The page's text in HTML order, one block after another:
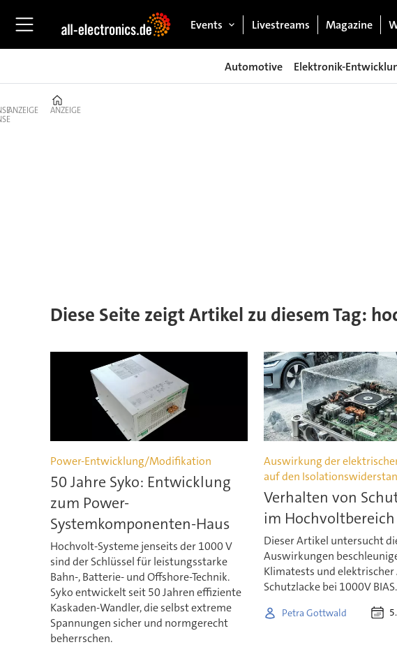
Events Livestreams Magazine
Automotive Elektronik-
ANZEIGE ANZEIGE
Diese Seite zeigt Artikel zu diesem Tag:
Power-Entwicklung/Modifikation
50 Jahre Syko: Entwicklung
zum Power-
Systemkomponenten-Haus
Hochvolt-Systeme jenseits der 1000 V
sind der Schlüssel für leistungsstarke
Bahn-, Batterie- und Offshore-Technik.
Syko entwickelt seit 50 Jahren effiziente
Kaskaden-Wandler, die selbst extreme
Spannungen sicher und normgerecht
beherrschen.
Auswirkung der
auf den
Verhalten von
im Hochvoltbereich
Dieser Artikel untersucht
Auswirkungen
Klimatests und
Schutzlacke bei 1000V BIAS.
Petra Gottwald